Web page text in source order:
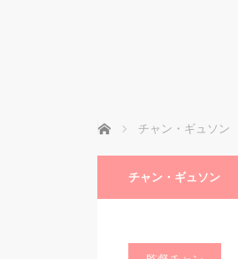
ホーム チャン・ギュソン
チャン・ギュソン